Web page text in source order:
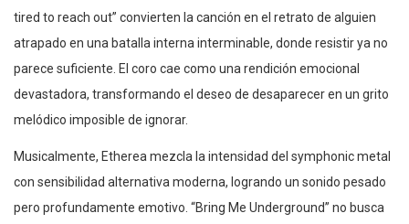
tired to reach out” convierten la canción en el retrato de alguien
atrapado en una batalla interna interminable, donde resistir ya no
parece suficiente. El coro cae como una rendición emocional
devastadora, transformando el deseo de desaparecer en un grito
melódico imposible de ignorar.
Musicalmente, Etherea mezcla la intensidad del symphonic metal
con sensibilidad alternativa moderna, logrando un sonido pesado
pero profundamente emotivo. “Bring Me Underground” no busca